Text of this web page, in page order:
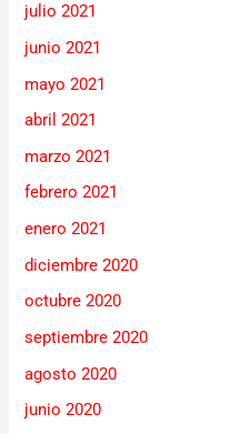
julio 2021
junio 2021
mayo 2021
abril 2021
marzo 2021
febrero 2021
enero 2021
diciembre 2020
octubre 2020
septiembre 2020
agosto 2020
junio 2020